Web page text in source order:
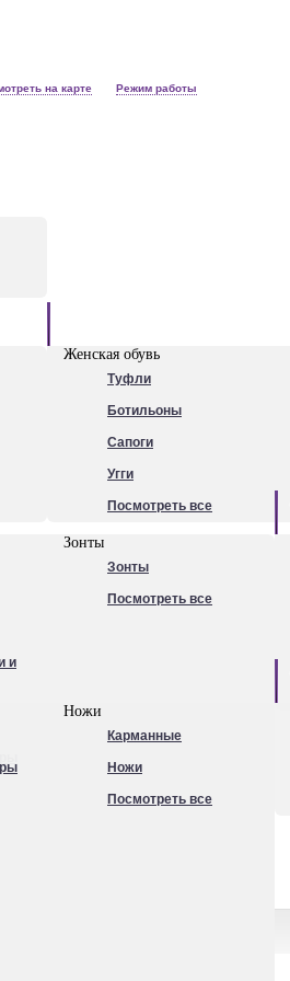
на карте Режим работы
Женская обувь
Туфли
Ботильоны
Сапоги
Угги
Посмотреть все
и
Зонты
Зонты
Посмотреть все
Ножи
Карманные
Ножи
Посмотреть все